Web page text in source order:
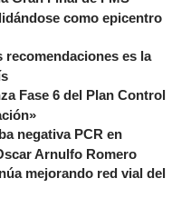
como epicentro
recomendaciones es la
Fase 6 del Plan Control
negativa PCR en
Arnulfo Romero
mejorando red vial del